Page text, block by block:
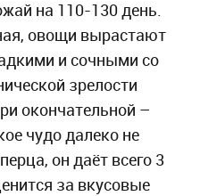
на 110-130 день.
овощи вырастают
и сочными со
зрелости
окончательной –
чудо далеко не
он даёт всего 3
за вкусовые